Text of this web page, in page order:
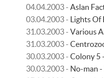
04.04.2003 - Aslan
03.04.2003 -
Lights
31.03.2003 - Various
31.03.2003 -
30.03.2003 - Colony 5
30.03.2003 - No-man -